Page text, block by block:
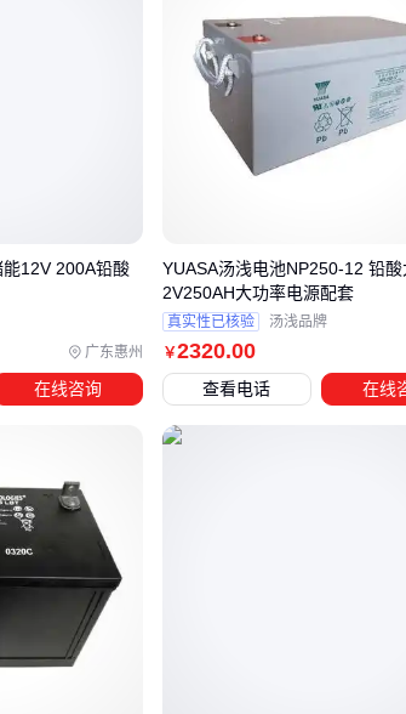
免过充过放导
充电策略优化
温度补偿功能
状态监测工具
池劣化迹象
弱单体而提前报
五、铅酸电池
广东惠州
12V 200A铅酸
在线咨询
￥2320.00
YUASA汤浅电池NP250-12 铅酸
2V250AH大功率电源配套
真实性已核验 汤浅品牌
查看电话 在线